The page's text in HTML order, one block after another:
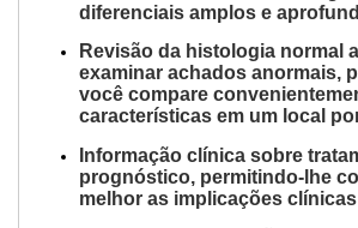
diferenciais amplos e
Revisão da histologia normal
examinar achados anormais,
você compare
características em um local
Informação clínica sobre
prognóstico, permitindo-lhe
melhor as implicações